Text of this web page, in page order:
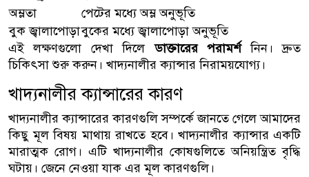
অম্লতা
পেটের মধ্যে অম্ল অনুভূতি
বুক জ্বালাপোড়াবুকের মধ্যে জ্বালাপোড়া অনুভূতি
এই লক্ষণগুলো দেখা দিলেডাক্তারের পরামর্শনিন। দ্রুত
চিকিৎসা শুরু করুন। খাদ্যনালীর ক্যান্সার নিরাময়যোগ্য।
খাদ্যনালীর ক্যান্সারের কারণ
খাদ্যনালীর ক্যান্সারের কারণগুলি সম্পর্কে জানতে গেলে আমাদের
কিছু মূল বিষয় মাথায় রাখতে হবে। খাদ্যনালীর ক্যান্সার একটি
মারাত্মক রোগ। এটি খাদ্যনালীর কোষগুলিতে অনিয়ন্ত্রিত বৃদ্ধি
ঘটায়। জেনে নেওয়া যাক এর মূল কারণগুলি।